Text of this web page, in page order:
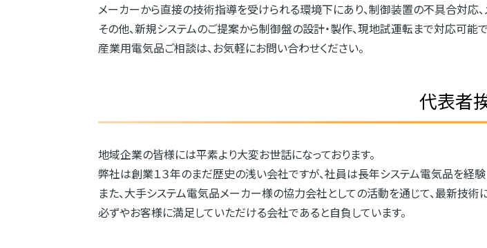
メーカーから直接の技術指導を受けられる環境下にあり、制御装置の不具合対応
その他、新規システムのご提案から制御盤の設計・製作、現地試運転まで対応可能で
産業用電気品ご相談は、お気軽にお問い合わせください。
代表者
地域企業の皆様には平素より大変お世話になっております。
弊社は創業１３年のまだ歴史の浅い会社ですが、社員は長年システム電気品を経験
また、大手システム電気品メーカー様の協力会社としての活動を通じて、最新技
必ずやお客様に満足していただける会社であると自負しています。